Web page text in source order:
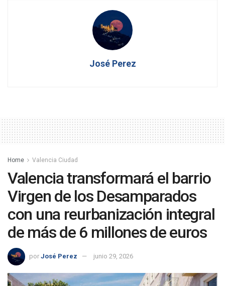
José Perez
Home Valencia Ciudad
Valencia transformará el barrio
Virgen de los Desamparados
con una reurbanización integral
de más de 6 millones de euros
por José Perez junio 29, 2026